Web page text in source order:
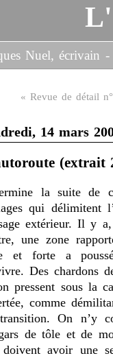
Nuel, écrivain
« Revue de détail
14 mars
(extrait
la suite de
qui délimitent
extérieur. Il y
une zone
et forte a
Des chardons
pressent sous la
comme
On n’y
de tôle et de
avoir une